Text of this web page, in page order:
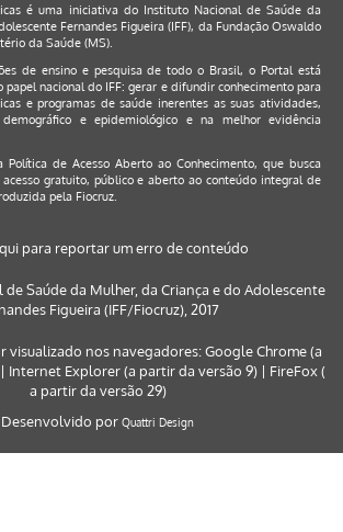
é uma iniciativa do Instituto Nacional de Saúde da
Fernandes Figueira (IFF), da Fundação Oswaldo
da Saúde (MS).
de ensino e pesquisa de todo o Brasil, o Portal está
nacional do IFF: gerar e difundir conhecimento para
e programas de saúde inerentes as suas atividades,
e epidemiológico e na melhor evidência
Política de Acesso Aberto ao Conhecimento, que busca
gratuito, público e aberto ao conteúdo integral de
pela Fiocruz.
para reportar um erro de conteúdo
Saúde da Mulher, da Criança e do Adolescente
Figueira (IFF/Fiocruz), 2017
visualizado nos navegadores: Google Chrome (a
Internet Explorer (a partir da versão 9) | FireFox (
a partir da versão 29)
Desenvolvido por Quattri Design